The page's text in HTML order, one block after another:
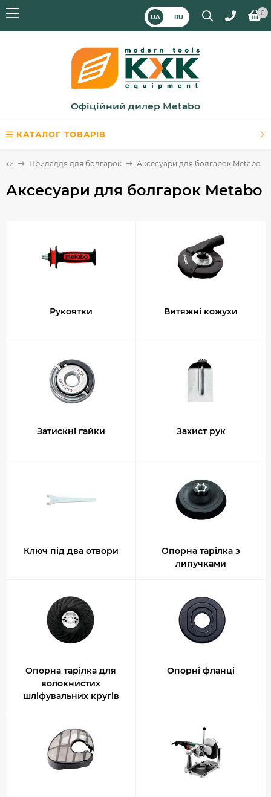
UA RU
0
Офіційний дилер Metabo
КАТАЛОГ ТОВАРІВ
Приладдя для болгарок Аксесуари для болгарок Metabo
Аксесуари для болгарок Metabo
Рукоятки Витяжні кожухи
Затискні гайки Захист рук
Ключ під два отвори
Опорна тарілка з
липучками
Опорна тарілка для
волокнистих
шліфувальних кругів
Опорні фланці